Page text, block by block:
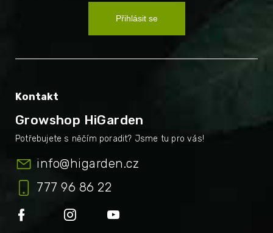
Přihlásit se
Kontakt
Growshop HiGarden
info@higarden.cz
777 96 86 22